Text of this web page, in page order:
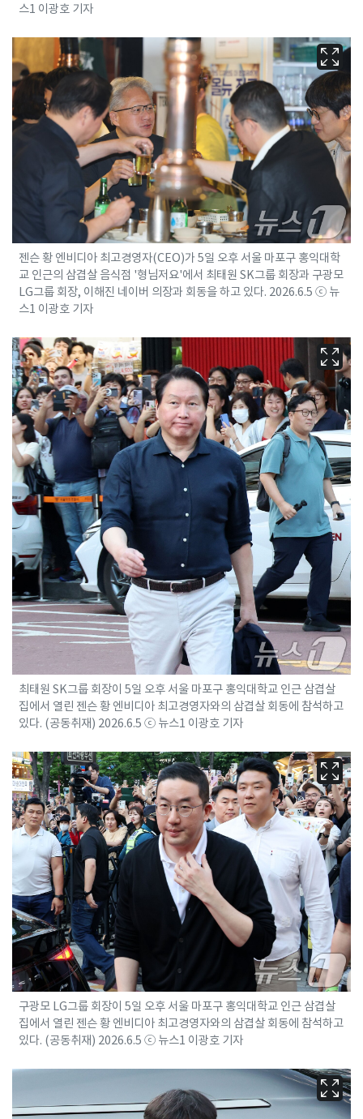
스1 이광호 기자
젠슨 황 엔비디아 최고경영자(CEO)가 5일 오후 서울 마포구 홍익대학
교 인근의 삼겹살 음식점 '형님저요'에서 최태원 SK그룹 회장과 구광모
LG그룹 회장, 이해진 네이버 의장과 회동을 하고 있다. 2026.6.5 ⓒ 뉴
스1 이광호 기자
최태원 SK그룹 회장이 5일 오후 서울 마포구 홍익대학교 인근 삼겹살
집에서 열린 젠슨 황 엔비디아 최고경영자와의 삼겹살 회동에 참석하고
있다. (공동취재) 2026.6.5 ⓒ 뉴스1 이광호 기자
구광모 LG그룹 회장이 5일 오후 서울 마포구 홍익대학교 인근 삼겹살
집에서 열린 젠슨 황 엔비디아 최고경영자와의 삼겹살 회동에 참석하고
있다. (공동취재) 2026.6.5 ⓒ 뉴스1 이광호 기자